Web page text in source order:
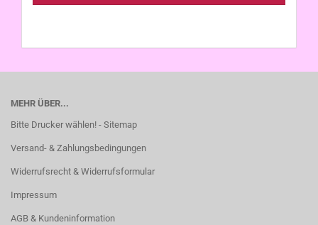
MEHR ÜBER...
Bitte Drucker wählen! - Sitemap
Versand- & Zahlungsbedingungen
Widerrufsrecht & Widerrufsformular
Impressum
AGB & Kundeninformation